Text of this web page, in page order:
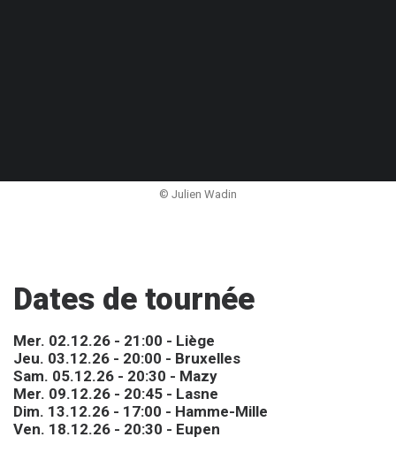
© Julien Wadin
Dates de tournée
Mer. 02.12.26 - 21:00 - Liège
Jeu. 03.12.26 - 20:00 - Bruxelles
Sam. 05.12.26 - 20:30 - Mazy
Mer. 09.12.26 - 20:45 - Lasne
Dim. 13.12.26 - 17:00 - Hamme-Mille
Ven. 18.12.26 - 20:30 - Eupen